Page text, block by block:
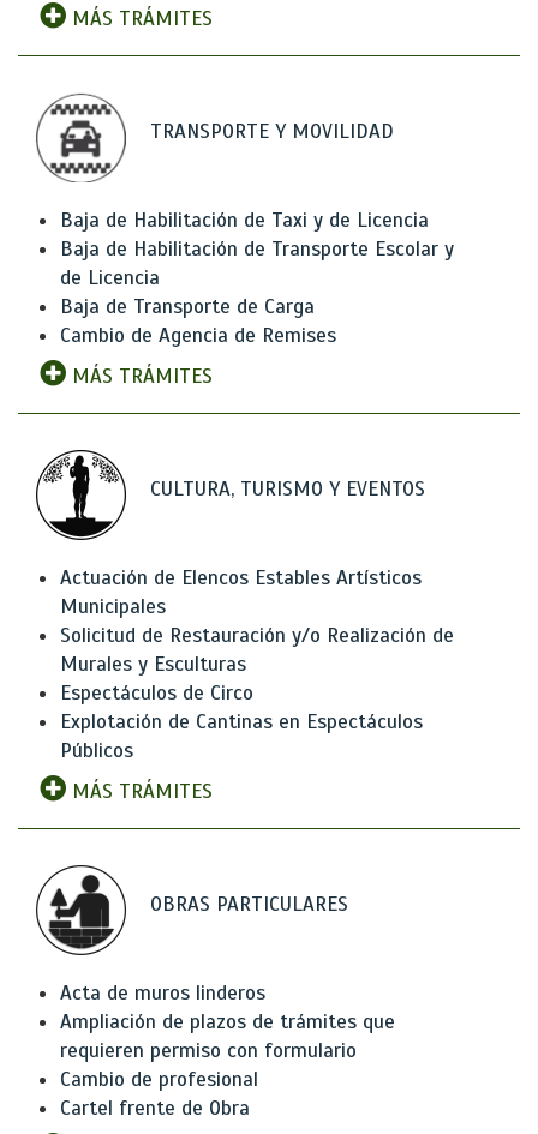
MÁS TRÁMITES
TRANSPORTE Y MOVILIDAD
Baja de Habilitación de Taxi y de Licencia
Baja de Habilitación de Transporte Escolar y
de Licencia
Baja de Transporte de Carga
Cambio de Agencia de Remises
MÁS TRÁMITES
CULTURA, TURISMO Y EVENTOS
Actuación de Elencos Estables Artísticos
Municipales
Solicitud de Restauración y/o Realización de
Murales y Esculturas
Espectáculos de Circo
Explotación de Cantinas en Espectáculos
Públicos
MÁS TRÁMITES
OBRAS PARTICULARES
Acta de muros linderos
Ampliación de plazos de trámites que
requieren permiso con formulario
Cambio de profesional
Cartel frente de Obra